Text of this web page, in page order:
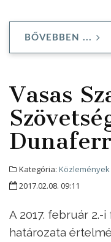
BŐVEBBEN ...
Vasas
Kategória: Közlemények
2017.02.08. 09:11
A 2017. február
határozata